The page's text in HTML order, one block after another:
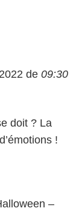
de 09:30
doit ? La
!
–